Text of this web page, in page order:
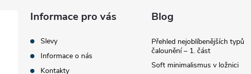
Informace pro vás
Slevy
Informace o nás
Kontakty
Blog
Přehled nejoblíbenějších typů
čalounění – 1. část
Soft minimalismus v ložnici